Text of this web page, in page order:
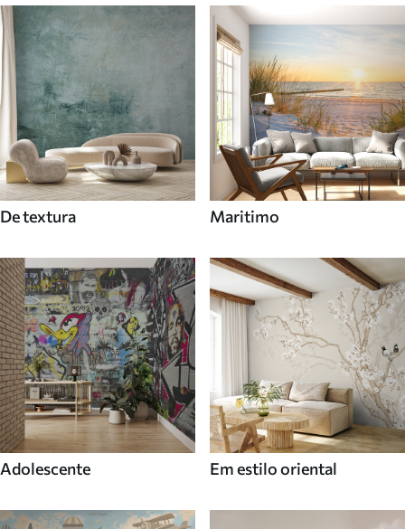
De textura Maritimo
Adolescente Em estilo oriental